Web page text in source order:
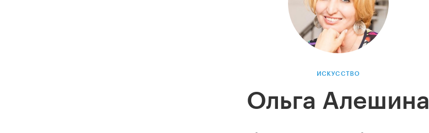
ИСКУССТВО
Ольга Алешина